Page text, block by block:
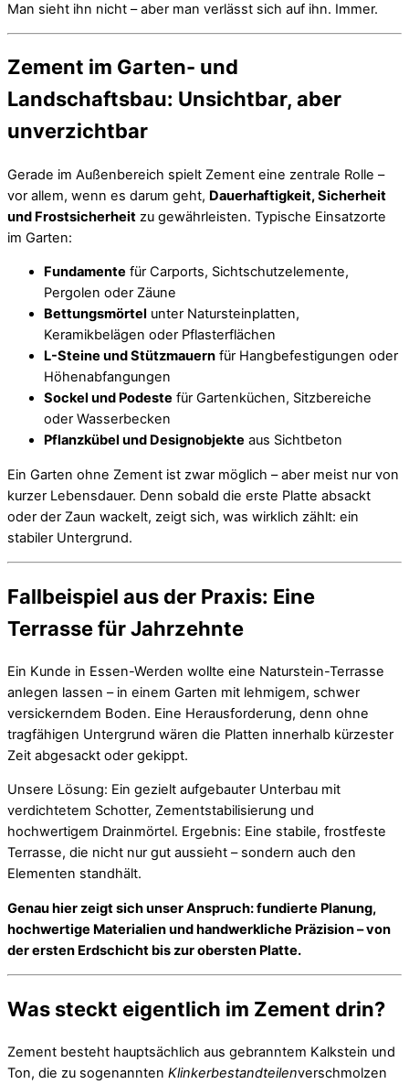
Man sieht ihn nicht – aber man verlässt sich auf ihn. Immer.
Zement im Garten- und
Landschaftsbau: Unsichtbar, aber
unverzichtbar
Gerade im Außenbereich spielt Zement eine zentrale Rolle –
vor allem, wenn es darum geht, Dauerhaftigkeit, Sicherheit
und Frostsicherheit zu gewährleisten. Typische Einsatzorte
im Garten:
Fundamente für Carports, Sichtschutzelemente,
Pergolen oder Zäune
Bettungsmörtel unter Natursteinplatten,
Keramikbelägen oder Pflasterflächen
L-Steine und Stützmauern für Hangbefestigungen oder
Höhenabfangungen
Sockel und Podeste für Gartenküchen, Sitzbereiche
oder Wasserbecken
Pflanzkübel und Designobjekte aus Sichtbeton
Ein Garten ohne Zement ist zwar möglich – aber meist nur von
kurzer Lebensdauer. Denn sobald die erste Platte absackt
oder der Zaun wackelt, zeigt sich, was wirklich zählt: ein
stabiler Untergrund.
Fallbeispiel aus der Praxis: Eine
Terrasse für Jahrzehnte
Ein Kunde in Essen-Werden wollte eine Naturstein-Terrasse
anlegen lassen – in einem Garten mit lehmigem, schwer
versickerndem Boden. Eine Herausforderung, denn ohne
tragfähigen Untergrund wären die Platten innerhalb kürzester
Zeit abgesackt oder gekippt.
Unsere Lösung: Ein gezielt aufgebauter Unterbau mit
verdichtetem Schotter, Zementstabilisierung und
hochwertigem Drainmörtel. Ergebnis: Eine stabile, frostfeste
Terrasse, die nicht nur gut aussieht – sondern auch den
Elementen standhält.
Genau hier zeigt sich unser Anspruch: fundierte Planung,
hochwertige Materialien und handwerkliche Präzision – von
der ersten Erdschicht bis zur obersten Platte.
Was steckt eigentlich im Zement drin?
Zement besteht hauptsächlich aus gebranntem Kalkstein und
Ton, die zu sogenannten Klinkerbestandteilenverschmolzen